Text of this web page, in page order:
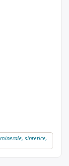
sintetice,